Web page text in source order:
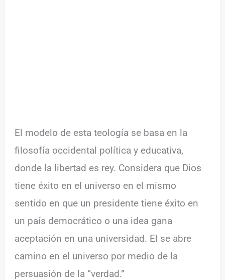
El modelo de esta teología se basa en la
filosofía occidental política y educativa,
donde la libertad es rey. Considera que Dios
tiene éxito en el universo en el mismo
sentido en que un presidente tiene éxito en
un país democrático o una idea gana
aceptación en una universidad. El se abre
camino en el universo por medio de la
persuasión de la “verdad.”